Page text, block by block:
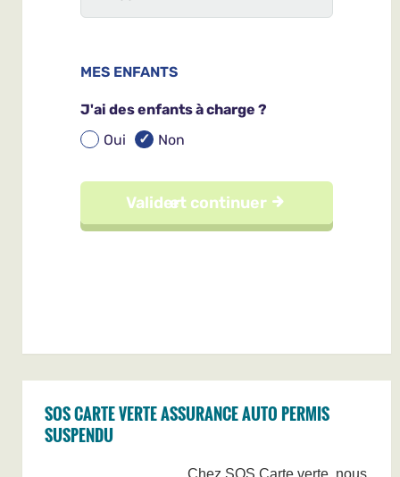
SOS CARTE VERTE ASSURANCE AUTO PERMIS
SUSPENDU
Chez SOS Carte verte, nous